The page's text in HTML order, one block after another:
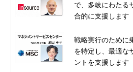
で、多岐にわたる
合的に支援します
戦略実行のために
を特定し、最適な
ントを支援します